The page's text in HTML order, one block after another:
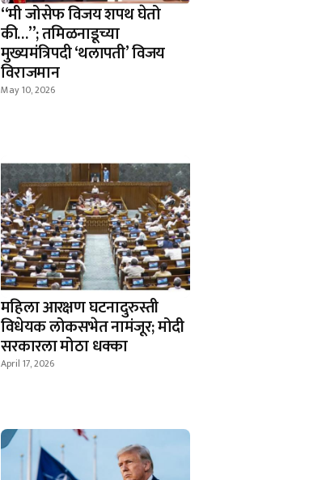
​“मी जोसेफ विजय शपथ घेतो
की…”; तमिळनाडूच्या
मुख्यमंत्रिपदी ‘थलापती’ विजय
विराजमान
May 10, 2026
महिला आरक्षण घटनादुरुस्ती
विधेयक लोकसभेत नामंजूर; मोदी
सरकारला मोठा धक्का
April 17, 2026